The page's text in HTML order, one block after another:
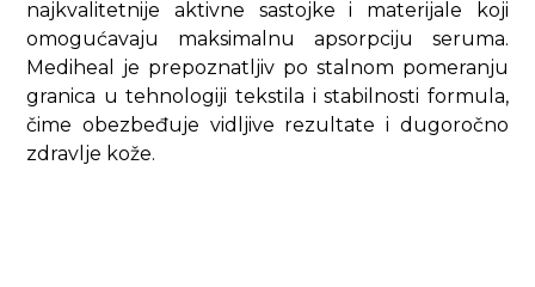
najkvalitetnije aktivne sastojke i materijale koji
omogućavaju maksimalnu apsorpciju seruma.
Mediheal je prepoznatljiv po stalnom pomeranju
granica u tehnologiji tekstila i stabilnosti formula,
čime obezbeđuje vidljive rezultate i dugoročno
zdravlje kože.